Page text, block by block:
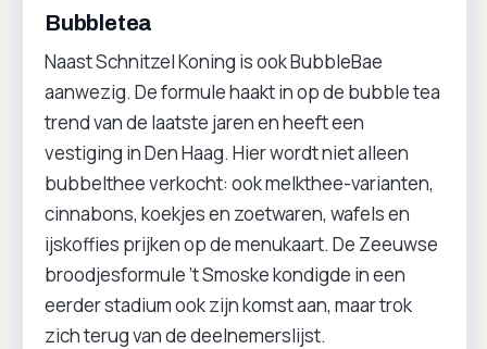
Bubbletea
Naast Schnitzel Koning is ook BubbleBae
aanwezig. De formule haakt in op de bubble tea
trend van de laatste jaren en heeft een
vestiging in Den Haag. Hier wordt niet alleen
bubbelthee verkocht: ook melkthee-varianten,
cinnabons, koekjes en zoetwaren, wafels en
ijskoffies prijken op de menukaart. De Zeeuwse
broodjesformule ’t Smoske kondigde in een
eerder stadium ook zijn komst aan, maar trok
zich terug van de deelnemerslijst.